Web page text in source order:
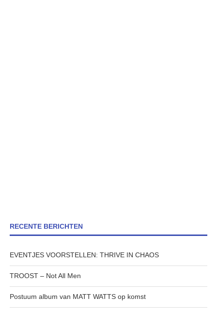
RECENTE BERICHTEN
EVENTJES VOORSTELLEN: THRIVE IN CHAOS
TROOST – Not All Men
Postuum album van MATT WATTS op komst